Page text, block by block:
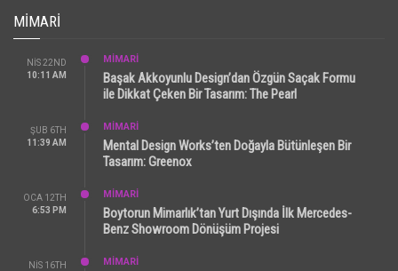
MIMARI
NIS 22ND
10:11 AM
MİMARİ
Başak Akkoyunlu Design’dan Özgün Saçak Formu
ile Dikkat Çeken Bir Tasarım: The Pearl
ŞUB 6TH
11:39 AM
MİMARİ
Mental Design Works’ten Doğayla Bütünleşen Bir
Tasarım: Greenox
OCA 12TH
6:53 PM
MİMARİ
Boytorun Mimarlık’tan Yurt Dışında İlk Mercedes-
Benz Showroom Dönüşüm Projesi
NIS 16TH
MİMARİ